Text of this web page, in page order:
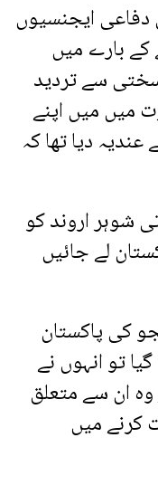
ایجنسیوں
کے بارے میں
سے تردید
میں میں اپنے
دیا تھا کہ
شوہر اروند کو
لے جائیں
کی پاکستان
تو انہوں نے
وہ ان سے متعلق
کرنے میں